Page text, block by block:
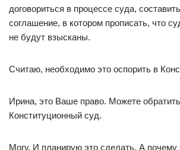
договориться в процессе суда,
соглашение, в котором прописать, что
не будут взысканы.
Считаю, необходимо это оспорить в
Ирина, это Ваше право. Можете
Конституционный суд.
Могу. И планирую это сделать. А почему